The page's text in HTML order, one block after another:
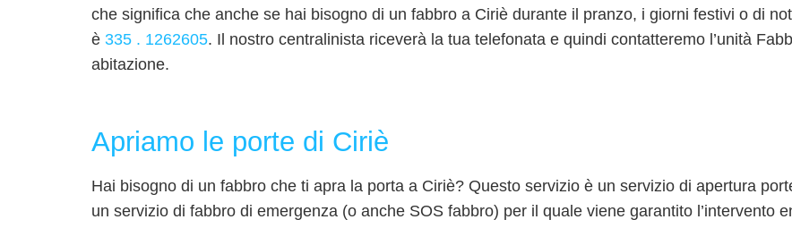
che significa che anche se hai bisogno di un fabbro a Ciriè durante il pranzo, i giorni festivi o di
è 335 . 1262605. Il nostro centralinista riceverà la tua telefonata e quindi contatteremo l’unità
abitazione.
Apriamo le porte di Ciriè
Hai bisogno di un fabbro che ti apra la porta a Ciriè? Questo servizio è un servizio di apertura
un servizio di fabbro di emergenza (o anche SOS fabbro) per il quale viene garantito l’intervento